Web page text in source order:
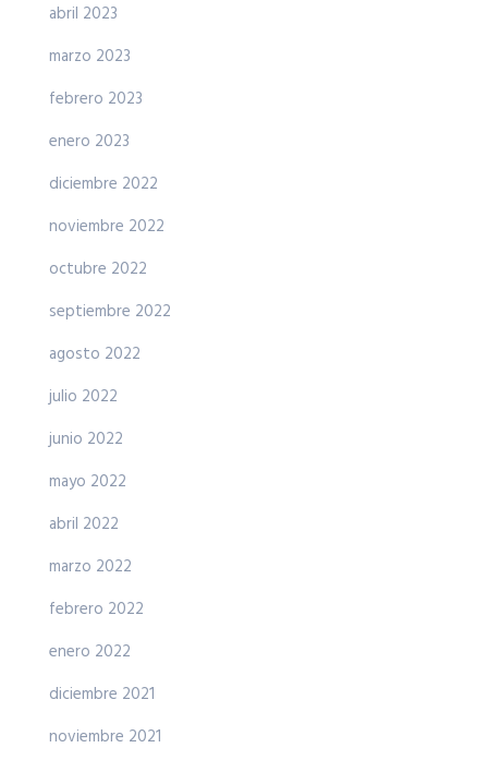
abril 2023
marzo 2023
febrero 2023
enero 2023
diciembre 2022
noviembre 2022
octubre 2022
septiembre 2022
agosto 2022
julio 2022
junio 2022
mayo 2022
abril 2022
marzo 2022
febrero 2022
enero 2022
diciembre 2021
noviembre 2021